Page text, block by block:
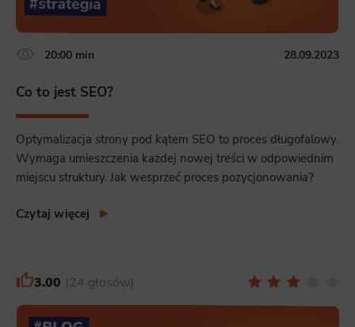
20:00 min 28.09.2023
Co to jest SEO?
Optymalizacja strony pod kątem SEO to proces długofalowy.
Wymaga umieszczenia każdej nowej treści w odpowiednim
miejscu struktury. Jak wesprzeć proces pozycjonowania?
Czytaj więcej
3.00 24 głosów